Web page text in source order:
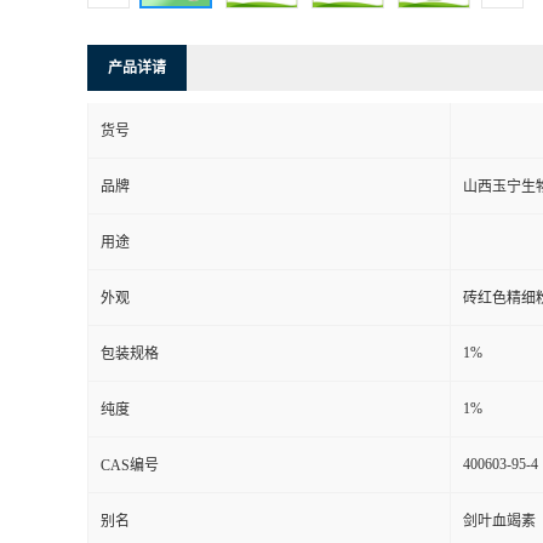
产品详请
货号
品牌 山西玉宁生
用途
外观 砖红色精细
包装规格 1%
纯度 1%
CAS编号 400603-95-4
别名 剑叶血竭素